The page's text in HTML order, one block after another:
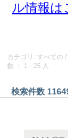
ル情報は
カテゴリ: すべての /
数
： 1 - 25 人
検索件数